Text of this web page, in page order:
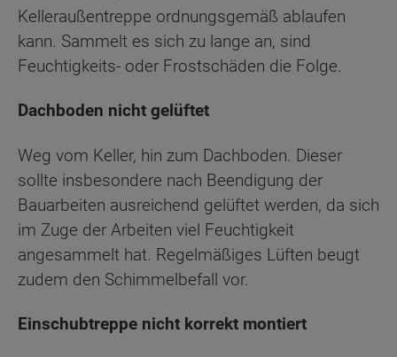
Kelleraußentreppe ordnungsgemäß ablaufen
kann. Sammelt es sich zu lange an, sind
Feuchtigkeits- oder Frostschäden die Folge.
Dachboden nicht gelüftet
Weg vom Keller, hin zum Dachboden. Dieser
sollte insbesondere nach Beendigung der
Bauarbeiten ausreichend gelüftet werden, da sich
im Zuge der Arbeiten viel Feuchtigkeit
angesammelt hat. Regelmäßiges Lüften beugt
zudem den Schimmelbefall vor.
Einschubtreppe nicht korrekt montiert